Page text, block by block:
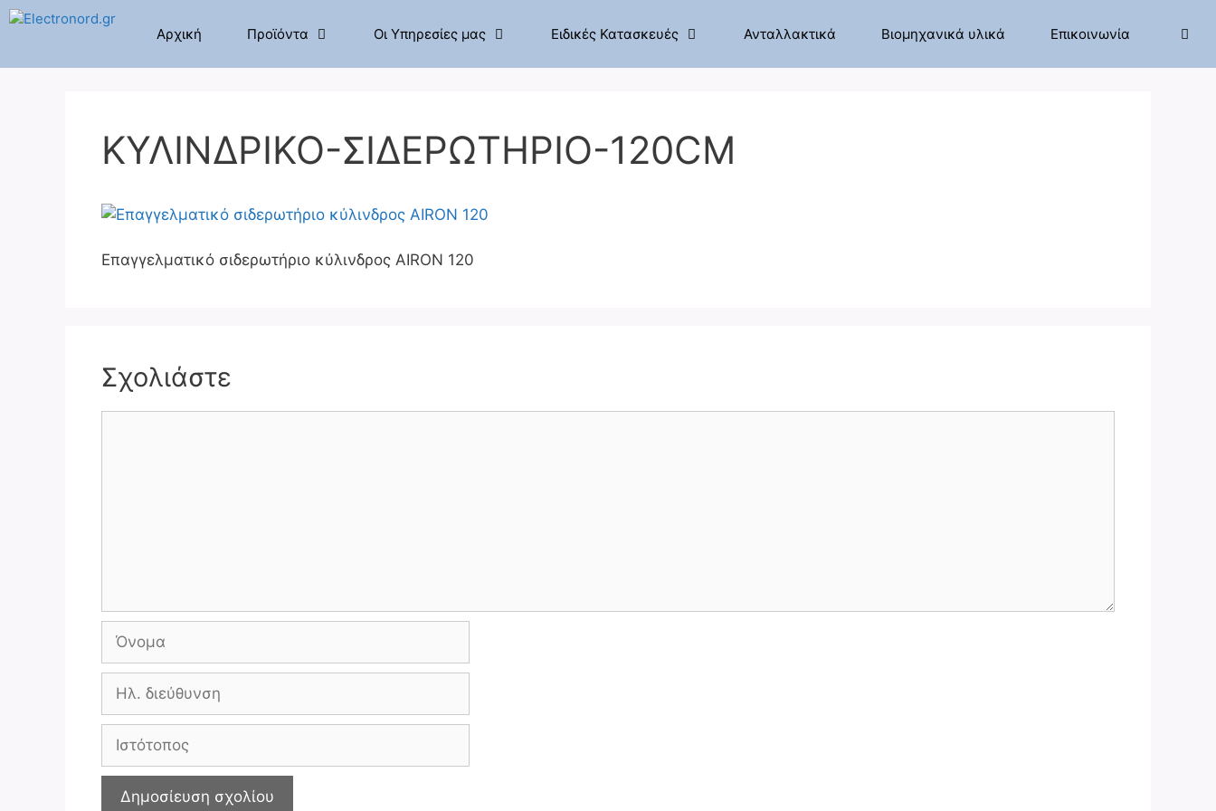
Μετάβαση
Αρχική Προϊόντα Οι Υπηρεσίες μας Ειδικές Κατασκευές Ανταλλακτικά Βιομηχανικά υλικά Επικοινωνία
ΚΥΛΙΝΔΡΙΚΟ-ΣΙΔΕΡΩΤΗΡΙΟ-120CM
Επαγγελματικό σιδερωτήριο κύλινδρος AIRON 120
Σχολιάστε
Όνομα
Ηλ.
Ιστότοπος